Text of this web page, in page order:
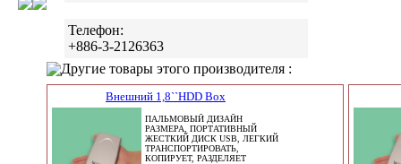
Телефон:
+886-3-2126363
Другие товары этого производителя :
Внешний 1,8``HDD Box
ПАЛЬМОВЫЙ ДИЗАЙН
РАЗМЕРА, ПОРТАТИВНЫЙ
ЖЕСТКИЙ ДИСК USB, ЛЕГКИЙ
ТРАНСПОРТИРОВАТЬ,
КОПИРУЕТ, РАЗДЕЛЯЕТ